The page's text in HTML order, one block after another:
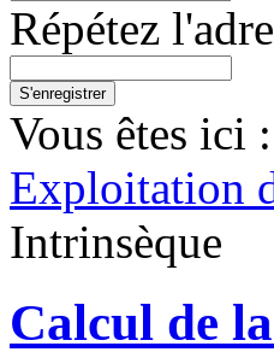
Répétez
S'enregistrer
Vous êtes ici :
Exploitation
Intrinsèque
Calcul de